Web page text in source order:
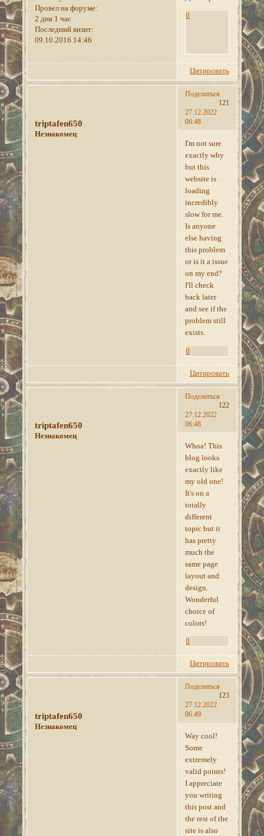
Провел на форуме:
2 дня 1 час
Последний визит:
09.10.2016 14:46
0
Цитировать
Поделиться
121
27.12.2022
06:48
triptafen650
Незнакомец
I'm not sure
exactly why
but this
website is
loading
incredibly
slow for me.
Is anyone
else having
this problem
or is it a issue
on my end?
I'll check
back later
and see if the
problem still
exists.
0
Цитировать
Поделиться
122
27.12.2022
06:48
triptafen650
Незнакомец
Whoa! This
blog looks
exactly like
my old one!
It's on a
totally
different
topic but it
has pretty
much the
same page
layout and
design.
Wonderful
choice of
colors!
0
Цитировать
Поделиться
123
27.12.2022
06:49
triptafen650
Незнакомец
Way cool!
Some
extremely
valid points!
I appreciate
you writing
this post and
the rest of the
site is also